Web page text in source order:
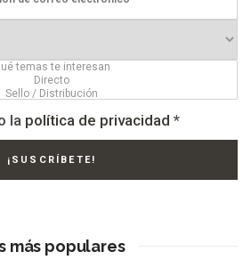
la política de privacidad *
más populares